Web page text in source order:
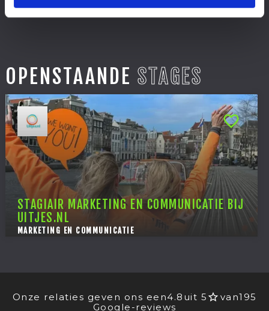
OPENSTAANDE STAGES
STAGIAIR MARKETING EN COMMUNICATIE BIJ
UITJES.NL
MARKETING EN COMMUNICATIE
Onze relaties geven ons een4.8 uit 5 van195
Google-reviews